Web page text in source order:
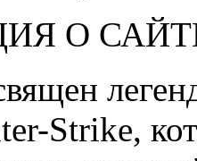
О
Strike,